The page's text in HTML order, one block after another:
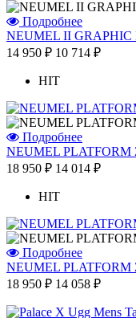
Подробнее
NEUMEL II
14 950 ₽ 10 714 ₽
HIT
Подробнее
NEUMEL PLATFORM
18 950 ₽ 14 014 ₽
HIT
Подробнее
NEUMEL PLATFORM
18 950 ₽ 14 058 ₽